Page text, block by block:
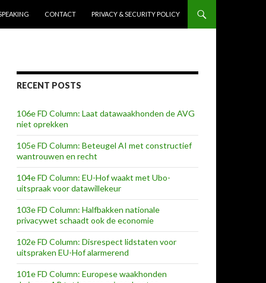
CONTACT PRIVACY & SECURITY POLICY
RECENT POSTS
106e FD Column: Laat datawaakhonden de AVG
niet oprekken
105e FD Column: Beteugel AI met constructief
wantrouwen en recht
104e FD Column: EU-Hof waakt met Ubo-
uitspraak voor datawillekeur
103e FD Column: Halfbakken nationale
privacywet schaadt ook de economie
102e FD Column: Disrespect lidstaten voor
uitspraken EU-Hof alarmerend
101e FD Column: Europese waakhonden